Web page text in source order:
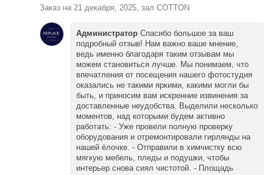
Заказ на 21 декабря, 2025, зал COTTON
Администратор Спасибо большое за ваш
подробный отзыв! Нам важно ваше мнение,
ведь именно благодаря таким отзывам мы
можем становиться лучше. Мы понимаем, что
впечатления от посещения нашего фотостудия
оказались не такими яркими, какими могли бы
быть, и приносим вам искренние извинения за
доставленные неудобства. Выделили несколько
моментов, над которыми будем активно
работать: - Уже провели полную проверку
оборудования и отремонтировали гирлянды на
нашей ёлочке. - Отправили в химчистку всю
мягкую мебель, пледы и подушки, чтобы
интерьер снова сиял чистотой. - Площадь